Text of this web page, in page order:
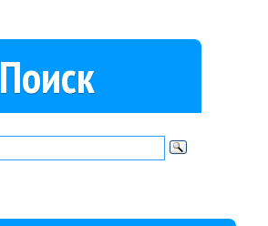
Поиск